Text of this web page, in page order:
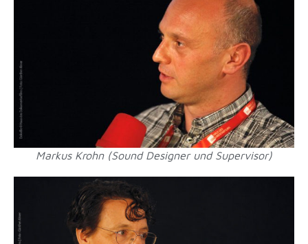
Markus Krohn (Sound Designer und Supervisor)